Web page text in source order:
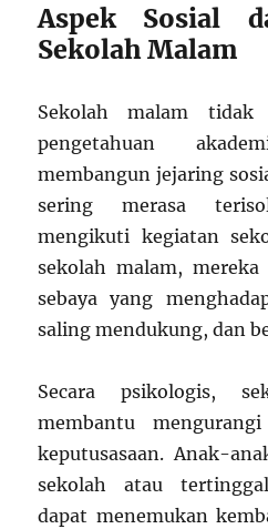
Aspek Sosial
Sekolah Malam
Sekolah malam tidak
pengetahuan
membangun jejaring
sering merasa
mengikuti kegiatan
sekolah malam,
sebaya yang
saling mendukung, dan
Secara psikologis,
membantu
keputusasaan. Anak-
sekolah atau
dapat menemukan